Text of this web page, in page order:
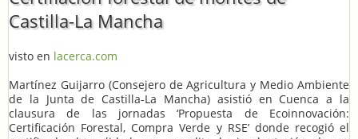
Castilla-La Mancha
visto en lacerca.com
Martínez Guijarro (Consejero de Agricultura y Medio Ambiente
de la Junta de Castilla-La Mancha) asistió en Cuenca a la
clausura de las jornadas ‘Propuesta de Ecoinnovación:
Certificación Forestal, Compra Verde y RSE’ donde recogió el